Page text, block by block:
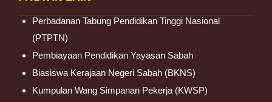
Perbadanan Tabung Pendidikan Tinggi Nasional
(PTPTN)
Pembiayaan Pendidikan Yayasan Sabah
Biasiswa Kerajaan Negeri Sabah (BKNS)
Kumpulan Wang Simpanan Pekerja (KWSP)